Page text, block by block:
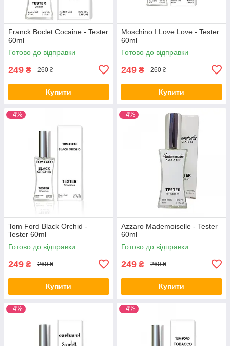
Franck Boclet Cocaine - Tester
60ml
Готово до відправки
249 ₴ 260 ₴
Купити
Moschino I Love Love - Tester
60ml
Готово до відправки
249 ₴ 260 ₴
Купити
–4%
Tom Ford Black Orchid -
Tester 60ml
Готово до відправки
249 ₴ 260 ₴
Купити
–4%
Azzaro Mademoiselle - Tester
60ml
Готово до відправки
249 ₴ 260 ₴
Купити
–4% –4%